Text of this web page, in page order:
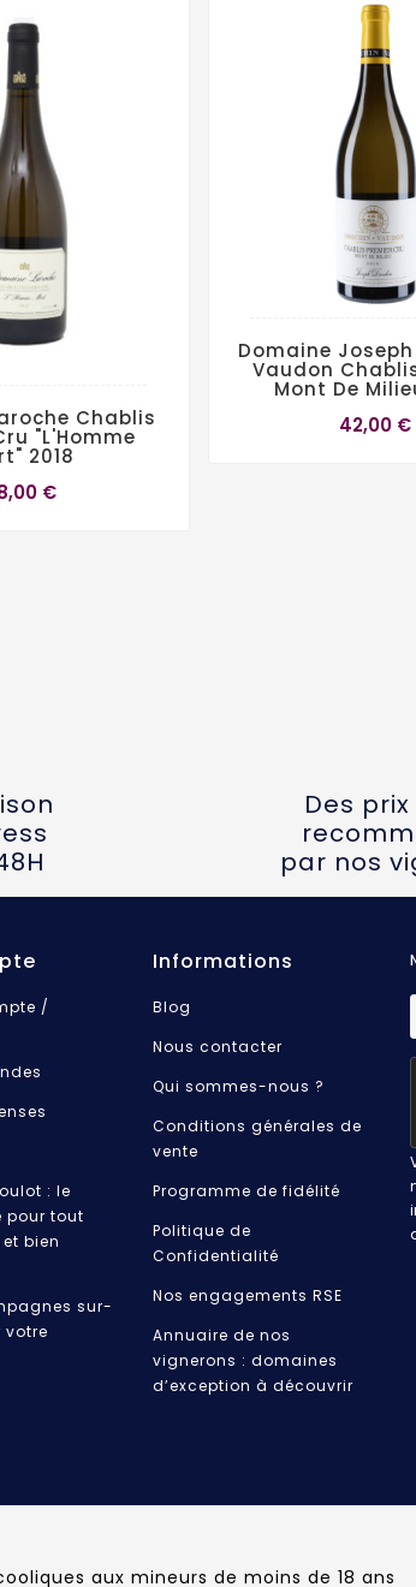
Chablis
"L'Homme
2018
€
Domaine
Vaudon
Mont De
42,00 €
Des
par nos
/
: le
pour tout
bien
sur-
votre
Informations
Blog
Nous contacter
Qui sommes-nous ?
Conditions générales de
vente
Programme de fidélité
Politique de
Confidentialité
Nos engagements RSE
Annuaire de nos
vignerons : domaines
d’exception à découvrir
aux mineurs de moins de 18 ans